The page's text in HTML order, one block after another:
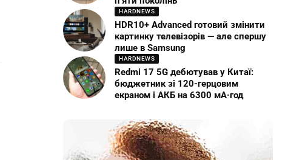
HARDNEWS
HDR10+ Advanced готовий змінити
картинку телевізорів — але спершу
лише в Samsung
HARDNEWS
Redmi 17 5G дебютував у Китаї:
бюджетник зі 120-герцовим
екраном і АКБ на 6300 мА·год